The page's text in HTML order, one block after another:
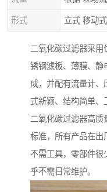
形式 立式 移动
二氧化碳过滤器采用
锈钢滤板、薄膜、静
成，并配有流量计、
式新颖、结构简单、
二氧化碳过滤器高质
标准，所有产品在出
不需工具，零部件很
乎不需日常维护。